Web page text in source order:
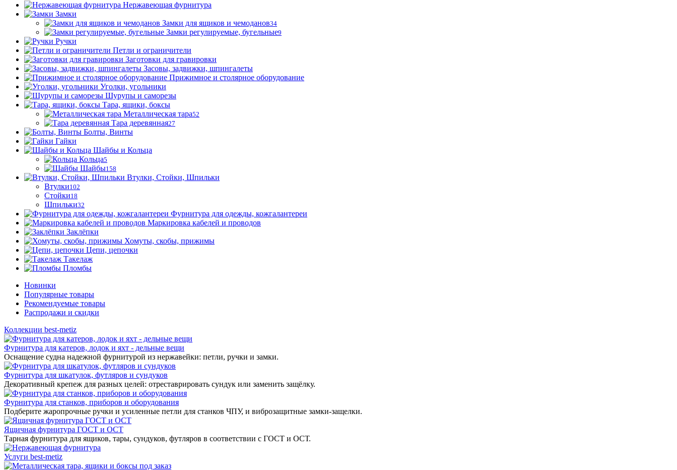
Нержавеющая фурнитура
Замки
Замки для ящиков и чемоданов34
Замки регулируемые, бугельные9
Ручки
Петли и ограничители
Заготовки для гравировки
Засовы, задвижки, шпингалеты
Прижимное и столярное оборудование
Уголки, угольники
Шурупы и саморезы
Тара, ящики, боксы
Металлическая тара52
Тара деревянная27
Болты, Винты
Гайки
Шайбы и Кольца
Кольца5
Шайбы158
Втулки, Стойки, Шпильки
Втулки102
Стойки18
Шпильки32
Фурнитура для одежды, кожгалантереи
Маркировка кабелей и проводов
Заклёпки
Хомуты, скобы, прижимы
Цепи, цепочки
Такелаж
Пломбы
Новинки
Популярные товары
Рекомендуемые товары
Распродажи и скидки
Коллекции best-metiz
Фурнитура для катеров, лодок и яхт - дельные вещи
Оснащение судна надежной фурнитурой из нержавейки: петли, ручки и замки.
Фурнитура для шкатулок, футляров и сундуков
Декоративный крепеж для разных целей: отреставрировать сундук или заменить защёлку.
Фурнитура для станков, приборов и оборудования
Подберите жаропрочные ручки и усиленные петли для станков ЧПУ, и виброзащитные замки-защелки.
Ящичная фурнитура ГОСТ и ОСТ
Тарная фурнитура для ящиков, тары, сундуков, футляров в соответствии с ГОСТ и ОСТ.
Услуги best-metiz